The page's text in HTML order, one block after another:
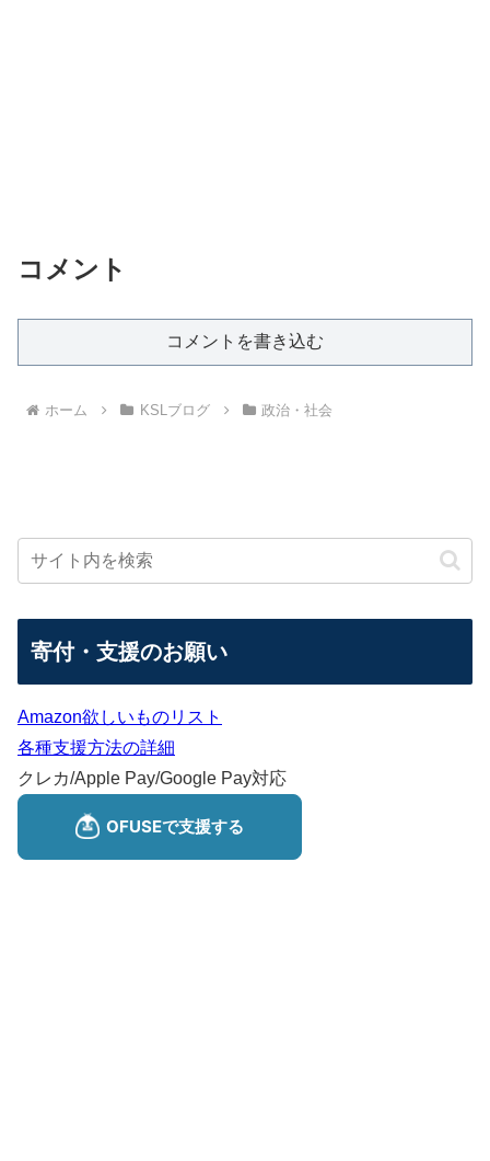
コメント
コメントを書き込む
ホーム KSLブログ 政治・社会
寄付・支援のお願い
Amazon欲しいものリスト
各種支援方法の詳細
クレカ/Apple Pay/Google Pay対応